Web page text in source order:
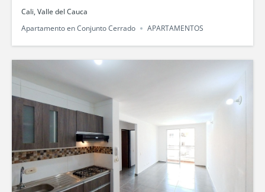
Cali, Valle del Cauca
Apartamento en Conjunto Cerrado
APARTAMENTOS